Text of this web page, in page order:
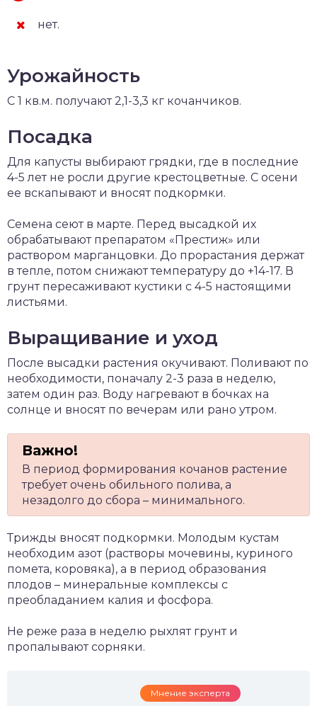
нет.
Урожайность
С 1 кв.м. получают 2,1-3,3 кг кочанчиков.
Посадка
Для капусты выбирают грядки, где в последние
4-5 лет не росли другие крестоцветные. С осени
ее вскапывают и вносят подкормки.
Семена сеют в марте. Перед высадкой их
обрабатывают препаратом «Престиж» или
раствором марганцовки. До прорастания держат
в тепле, потом снижают температуру до +14-17. В
грунт пересаживают кустики с 4-5 настоящими
листьями.
Выращивание и уход
После высадки растения окучивают. Поливают по
необходимости, поначалу 2-3 раза в неделю,
затем один раз. Воду нагревают в бочках на
солнце и вносят по вечерам или рано утром.
В период формирования кочанов растение
требует очень обильного полива, а
незадолго до сбора – минимального.
Трижды вносят подкормки. Молодым кустам
необходим азот (растворы мочевины, куриного
помета, коровяка), а в период образования
плодов – минеральные комплексы с
преобладанием калия и фосфора.
Не реже раза в неделю рыхлят грунт и
пропалывают сорняки.
Мнение эксперта